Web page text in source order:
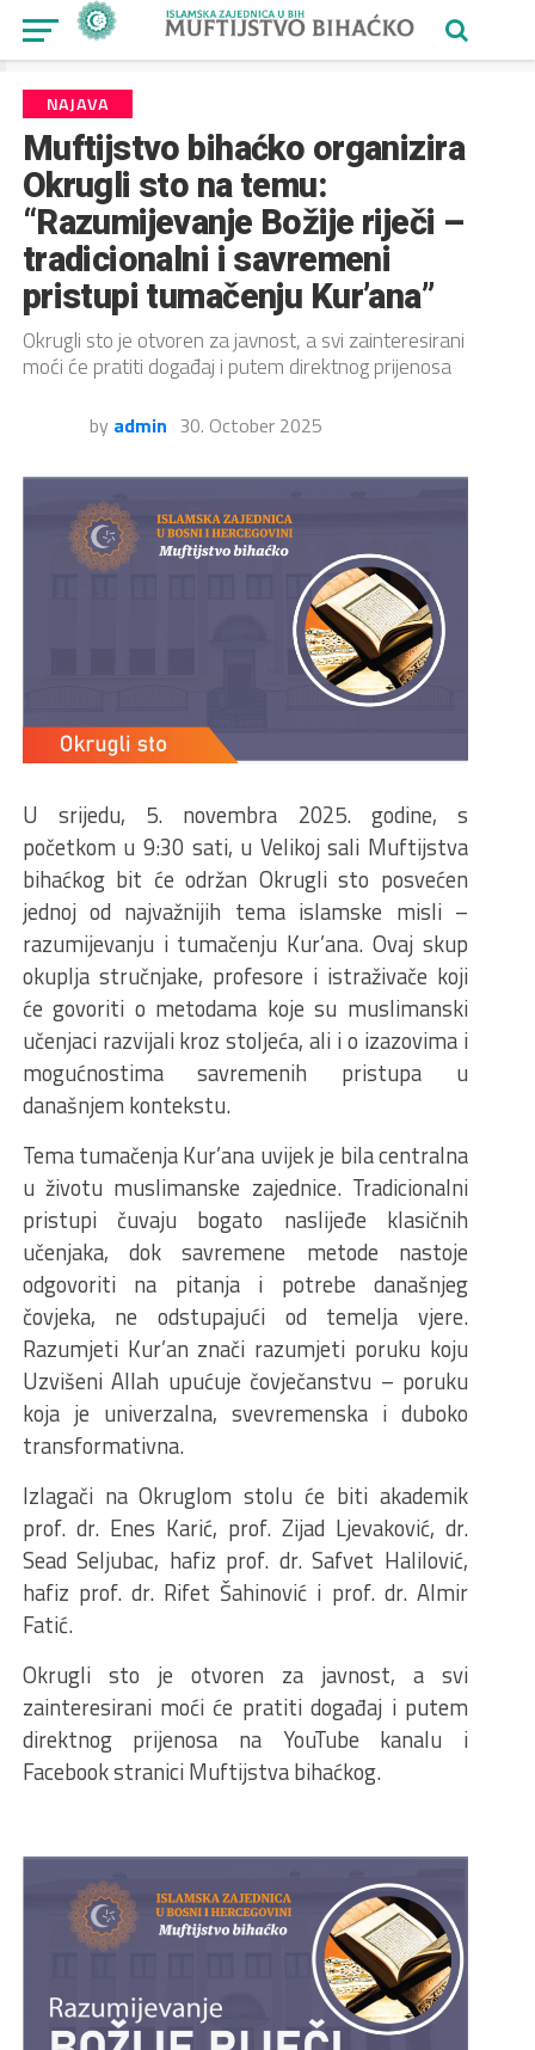
NAJAVA
Muftijstvo bihaćko organizira
Okrugli sto na temu:
“Razumijevanje Božije riječi –
tradicionalni i savremeni
pristupi tumačenju Kur’ana”
Okrugli sto je otvoren za javnost, a svi zainteresirani
moći će pratiti događaj i putem direktnog prijenosa
by admin 30. October 2025
U srijedu, 5. novembra 2025. godine, s
početkom u 9:30 sati, u Velikoj sali Muftijstva
bihaćkog bit će održan Okrugli sto posvećen
jednoj od najvažnijih tema islamske misli –
razumijevanju i tumačenju Kur’ana. Ovaj skup
okuplja stručnjake, profesore i istraživače koji
će govoriti o metodama koje su muslimanski
učenjaci razvijali kroz stoljeća, ali i o izazovima i
mogućnostima savremenih pristupa u
današnjem kontekstu.
Tema tumačenja Kur’ana uvijek je bila centralna
u životu muslimanske zajednice. Tradicionalni
pristupi čuvaju bogato naslijeđe klasičnih
učenjaka, dok savremene metode nastoje
odgovoriti na pitanja i potrebe današnjeg
čovjeka, ne odstupajući od temelja vjere.
Razumjeti Kur’an znači razumjeti poruku koju
Uzvišeni Allah upućuje čovječanstvu – poruku
koja je univerzalna, svevremenska i duboko
transformativna.
Izlagači na Okruglom stolu će biti akademik
prof. dr. Enes Karić, prof. Zijad Ljevaković, dr.
Sead Seljubac, hafiz prof. dr. Safvet Halilović,
hafiz prof. dr. Rifet Šahinović i prof. dr. Almir
Fatić.
Okrugli sto je otvoren za javnost, a svi
zainteresirani moći će pratiti događaj i putem
direktnog prijenosa na YouTube kanalu i
Facebook stranici Muftijstva bihaćkog.